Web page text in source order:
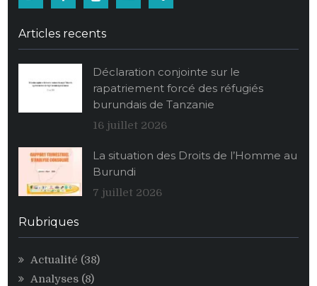
population
vide
ses
stocks
alimentaires
maïs
profit
Articles recents
Déclaration conjointe sur le
rapatriement forcé des réfugiés
burundais de Tanzanie
16 juillet 2026
La situation des Droits de l’Homme au
Burundi
7 juillet 2026
Rubriques
Actualité (38)
Analyses (8)